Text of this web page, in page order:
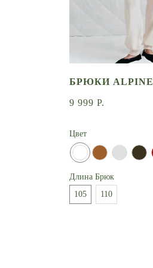
БРЮКИ ALPINE
9 999 Р.
Цвет
Длина Брюк
105
110